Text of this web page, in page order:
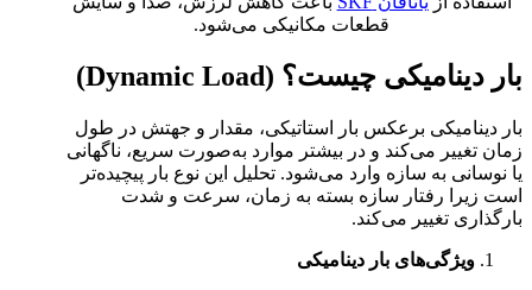
قطعات مکانیکی می‌شود.
بار دینامیکی چیست؟ (Dynamic Load)
بار دینامیکی برعکس بار استاتیکی، مقدار و جهتش در طول
زمان تغییر می‌کند و در بیشتر موارد به‌صورت سریع، ناگهانی
یا نوسانی به سازه وارد می‌شود. تحلیل این نوع بار پیچیده‌تر
است زیرا رفتار سازه بسته به زمان، سرعت و شدت
بارگذاری تغییر می‌کند.
ویژگی‌های بار دینامیکی